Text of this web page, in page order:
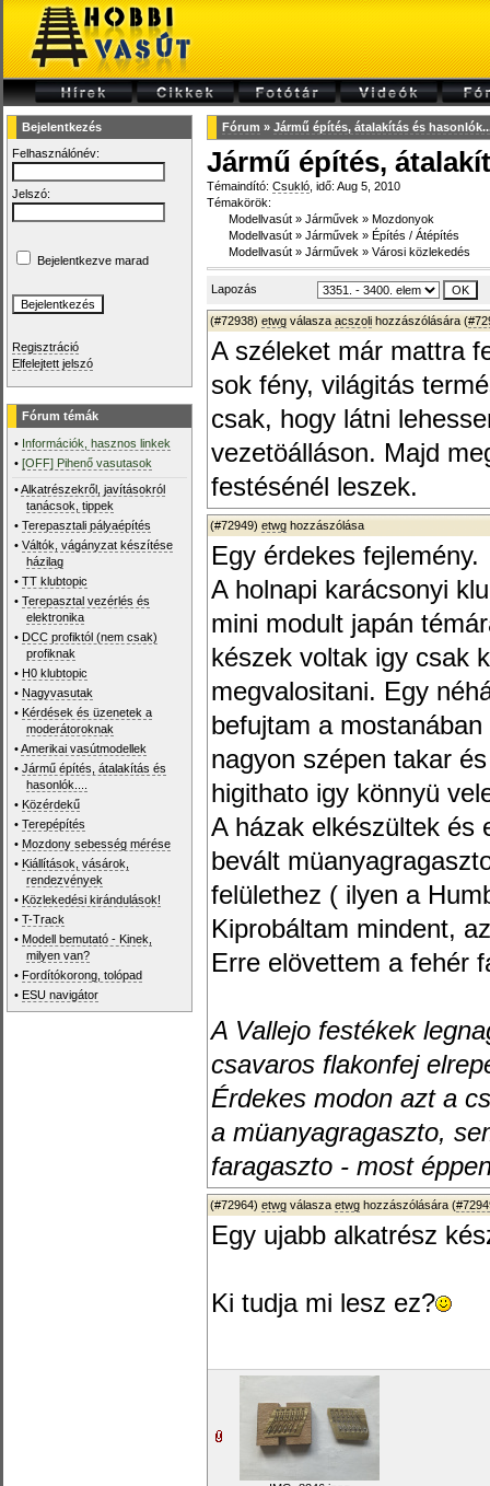
Bejelentkezés
Felhasználónév:
Jelszó:
Bejelentkezve marad
Regisztráció
Elfelejtett jelszó
Fórum témák
• Információk, hasznos linkek
•[OFF] Pihenő vasutasok
•Alkatrészekről, javításokról
tanácsok, tippek
•Terepasztali pályaépítés
•Váltók, vágányzat készítése
házilag
•TT klubtopic
•Terepasztal vezérlés és
elektronika
• DCC profiktól (nem csak)
profiknak
• H0 klubtopic
• Nagyvasutak
• Kérdések és üzenetek a
moderátoroknak
•Amerikai vasútmodellek
•Jármű építés, átalakítás és
hasonlók....
• Közérdekű
•Terepépítés
• Mozdony sebesség mérése
• Kiállítások, vásárok,
rendezvények
• Közlekedési kirándulások!
•T-Track
• Modell bemutató - Kinek,
milyen van?
• Fordítókorong, tolópad
• ESU navigátor
Fórum » Jármű építés, átalakítás és
Jármű építés,
Témaindító: Csukló , idő: Aug 5, 2010
Témakörök:
Modellvasút » Járművek » Mozdonyok
Modellvasút » Járművek » Építés / Átépítés
Modellvasút » Járművek » Városi közlekedés
Lapozás
(#72938) etwg válasza acszoli hozzászólására (
A széleket már mattra
sok fény, világitás
csak, hogy látni
vezetöálláson. Majd
festésénél leszek.
(#72949) etwg hozzászólása
Egy érdekes fejlemény.
A holnapi karácsonyi
mini modult japán
készek voltak igy csak
megvalositani. Egy
befujtam a
nagyon szépen takar
higithato igy könnyü
A házak elkészültek és
bevált
felülethez ( ilyen a
Kiprobáltam mindent,
Erre elövettem a fehér
A Vallejo festékek
csavaros flakonfej
Érdekes modon azt a
a müanyagragaszto,
faragaszto - most
(#72964) etwg válasza etwg hozzászólására (
Egy ujabb alkatrész
Ki tudja mi lesz ez?